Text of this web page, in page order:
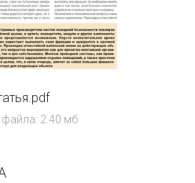
2.40 мб